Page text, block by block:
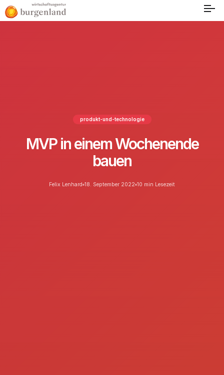
produkt-und-technologie
MVP in einem Wochenende
bauen
Felix Lenhard 18. September 2022 10 min Lesezeit